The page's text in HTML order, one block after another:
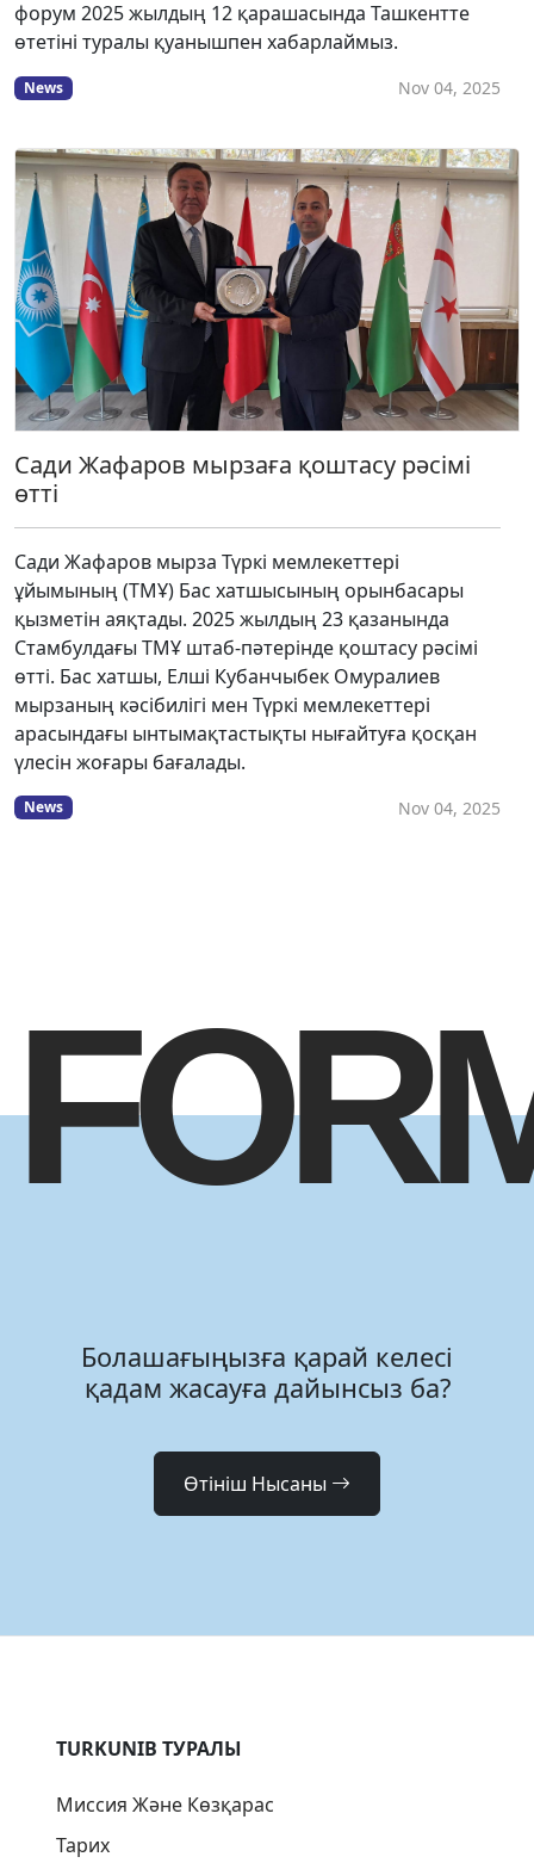
форум 2025 жылдың 12 қарашасында Ташкентте
өтетіні туралы қуанышпен хабарлаймыз.
News Nov 04, 2025
Сади Жафаров мырзаға қоштасу рәсімі
өтті
Сади Жафаров мырза Түркі мемлекеттері
ұйымының (ТМҰ) Бас хатшысының орынбасары
қызметін аяқтады. 2025 жылдың 23 қазанында
Стамбулдағы ТМҰ штаб-пәтерінде қоштасу рәсімі
өтті. Бас хатшы, Елші Кубанчыбек Омуралиев
мырзаның кәсібилігі мен Түркі мемлекеттері
арасындағы ынтымақтастықты нығайтуға қосқан
үлесін жоғары бағалады.
News Nov 04, 2025
Болашағыңызға қарай келесі
қадам жасауға дайынсыз ба?
Өтініш Нысаны
TURKUNIB ТУРАЛЫ
Миссия Және Көзқарас
Тарих